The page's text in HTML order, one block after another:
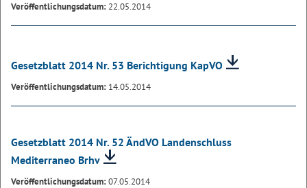
Veröffentlichungsdatum: 22.05.2014
Gesetzblatt 2014 Nr. 53 Berichtigung KapVO
Veröffentlichungsdatum: 14.05.2014
Gesetzblatt 2014 Nr. 52 ÄndVO Landenschluss
Mediterraneo Brhv
Veröffentlichungsdatum:07.05.2014